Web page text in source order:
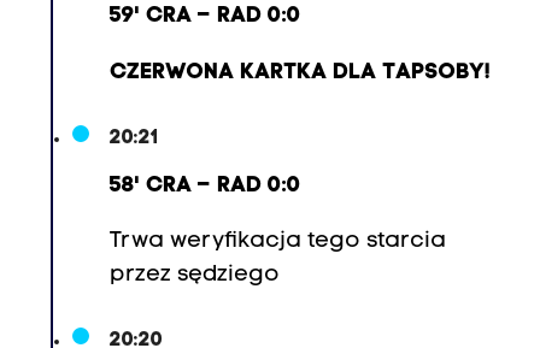
59' CRA – RAD 0:0
CZERWONA KARTKA DLA TAPSOBY!
20:21
58' CRA – RAD 0:0
Trwa weryfikacja tego starcia
przez sędziego
20:20